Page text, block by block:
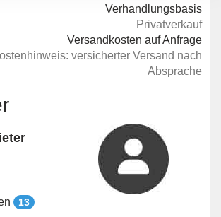
Verhandlungsbasis
Privatverkauf
Versandkosten auf Anfrage
versicherter Versand nach
Absprache
13